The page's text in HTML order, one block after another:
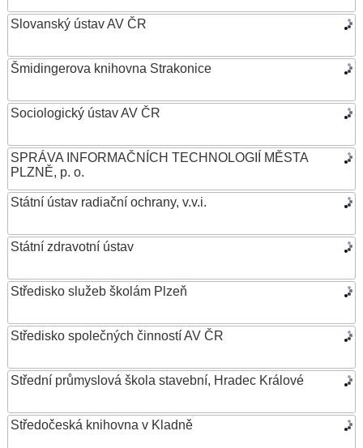
Slovanský ústav AV ČR
Šmidingerova knihovna Strakonice
Sociologický ústav AV ČR
SPRÁVA INFORMAČNÍCH TECHNOLOGIÍ MĚSTA
PLZNĚ, p. o.
Státní ústav radiační ochrany, v.v.i.
Státní zdravotní ústav
Středisko služeb školám Plzeň
Středisko společných činností AV ČR
Střední průmyslová škola stavební, Hradec Králové
Středočeská knihovna v Kladně